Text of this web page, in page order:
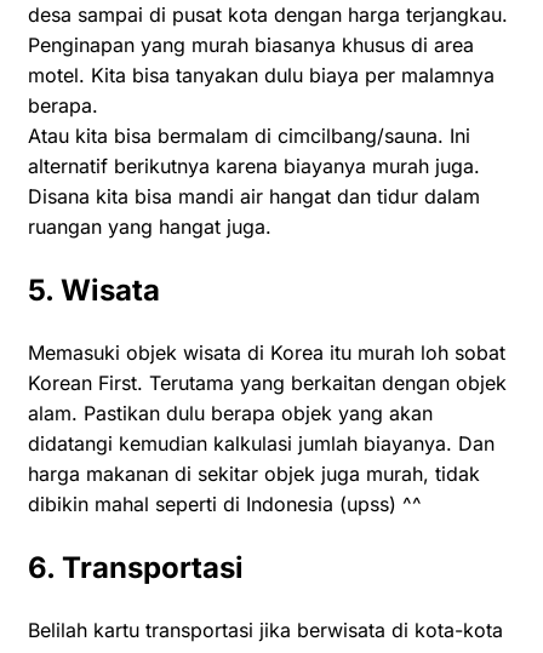
desa sampai di pusat kota dengan harga terjangkau.
Penginapan yang murah biasanya khusus di area
motel. Kita bisa tanyakan dulu biaya per malamnya
berapa.
Atau kita bisa bermalam di cimcilbang/sauna. Ini
alternatif berikutnya karena biayanya murah juga.
Disana kita bisa mandi air hangat dan tidur dalam
ruangan yang hangat juga.
5. Wisata
Memasuki objek wisata di Korea itu murah loh sobat
Korean First. Terutama yang berkaitan dengan objek
alam. Pastikan dulu berapa objek yang akan
didatangi kemudian kalkulasi jumlah biayanya. Dan
harga makanan di sekitar objek juga murah, tidak
dibikin mahal seperti di Indonesia (upss) ^^
6. Transportasi
Belilah kartu transportasi jika berwisata di kota-kota